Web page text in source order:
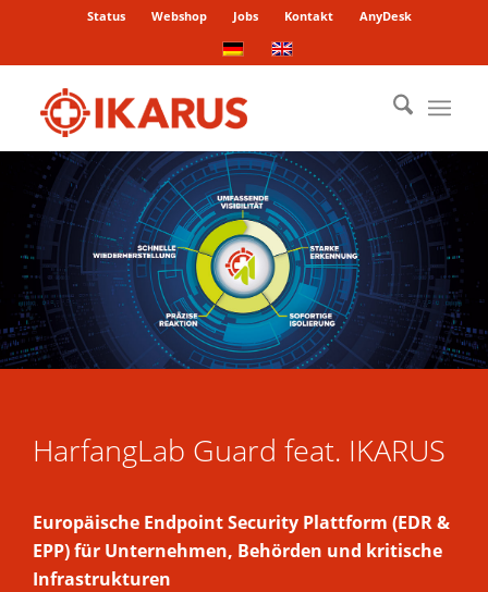
Status Webshop Jobs Kontakt AnyDesk
HarfangLab Guard feat. IKARUS
Europäische Endpoint Security Plattform (EDR &
EPP) für Unternehmen, Behörden und kritische
Infrastrukturen